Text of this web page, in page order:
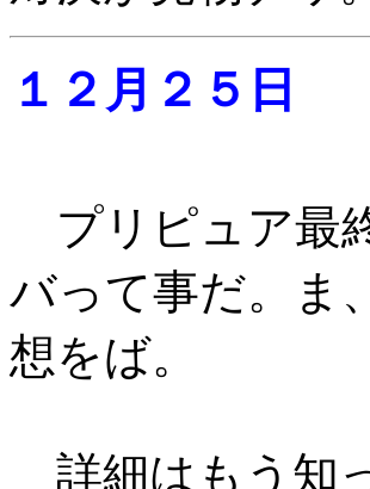
１２月２５日
プリピュア最
バって事だ。ま
想をば。
詳細はもう知